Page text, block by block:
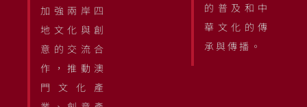
加強兩岸四
地文化與創
意的交流合
作，推動澳
門文化產
的普及和中
華文化的傳
承與傳播。